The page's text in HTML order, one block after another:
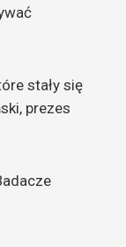
stały się
prezes